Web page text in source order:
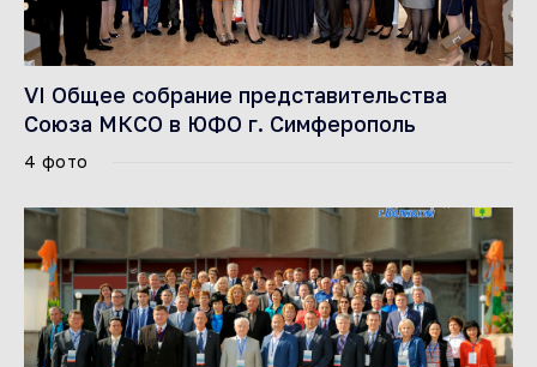
VI Общее собрание представительства
Союза МКСО в ЮФО г. Симферополь
4 фото